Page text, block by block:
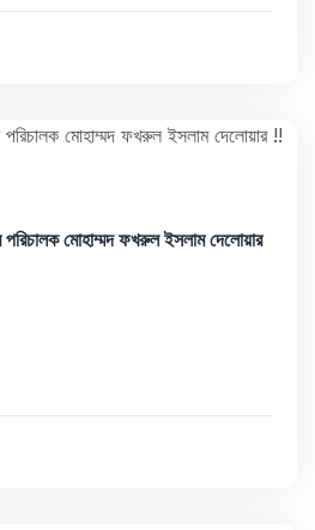
পরিচালক মোহাম্মদ ফখরুল ইসলাম দেলোয়ার